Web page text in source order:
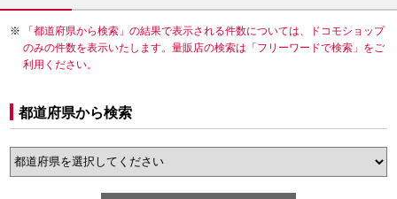
「都道府県から検索」の結果で表示される件数については、ドコモショップ
のみの件数を表示いたします。量販店の検索は「フリーワードで検索」をご
利用ください。
都道府県から検索